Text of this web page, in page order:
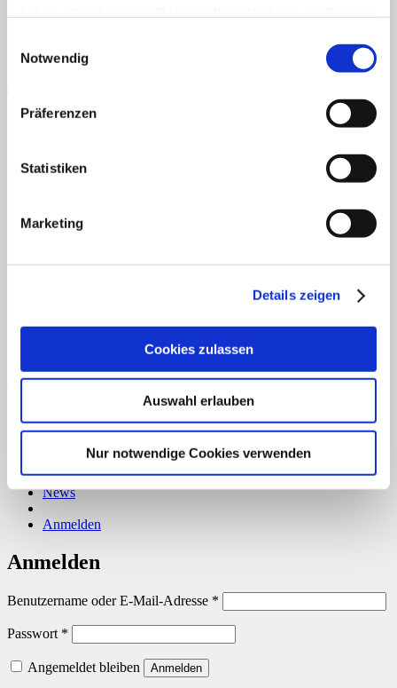
Notwendig
Präferenzen
Statistiken
Marketing
Details zeigen
Cookies zulassen
Auswahl erlauben
Nur notwendige Cookies verwenden
Suchen
Copyright 2026 ©
Home
Über uns
Info
News
Anmelden
Anmelden
Benutzername oder E-Mail-Adresse *
Passwort *
Angemeldet bleiben Anmelden